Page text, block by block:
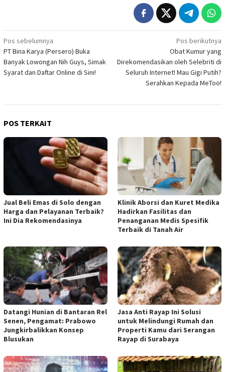
Navigasi
pos
Pos sebelumnya
PT Bina Karya (Persero) Buka
Banyak Lowongan Nih Guys, Simak
Syarat dan Daftar Online di Sini!
Pos berikutnya
Obat Kumur yang
Direkomendasikan oleh Selebriti di
Seluruh Internet! Mau Gigi Putih?
Serahkan Kepada MeToo!
POS TERKAIT
Jual Beli Emas di Solo dengan
Harga dan Pelayanan Terbaik?
Ini Dia Rekomendasinya
Klinik Aborsi dan Kuret Medika
Hadirkan Fasilitas dan
Penanganan Medis Spesifik
Terbaik di Tanah Air
Datangi Hunian di Bantaran Rel
Senen, Pengamat: Prabowo
Jungkirbalikkan Konsep
Blusukan
Jasa Anti Rayap Ini Solusi
untuk Melindungi Rumah dan
Properti Kamu dari Serangan
Rayap di Surabaya